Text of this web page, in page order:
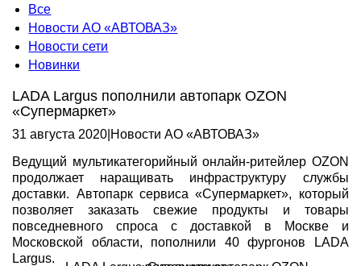
Все
Новости АО «АВТОВАЗ»
Новости сети
Новинки
LADA Largus пополнили автопарк OZON
«Супермаркет»
31 августа 2020 Новости АО «АВТОВАЗ»
Ведущий мультикатегорийный онлайн-ритейлер OZON
продолжает наращивать инфраструктуру службы
доставки. Автопарк сервиса «Супермаркет», который
позволяет заказать свежие продукты и товары
повседневного спроса с доставкой в Москве и
Московской области, пополнили 40 фургонов LADA
Largus.